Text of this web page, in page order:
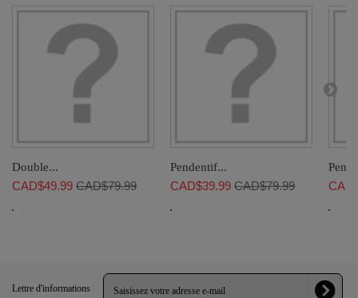
Double...
CAD$49.99 CAD$79.99
Pendentif...
CAD$39.99 CAD$79.99
Lettre d'informations